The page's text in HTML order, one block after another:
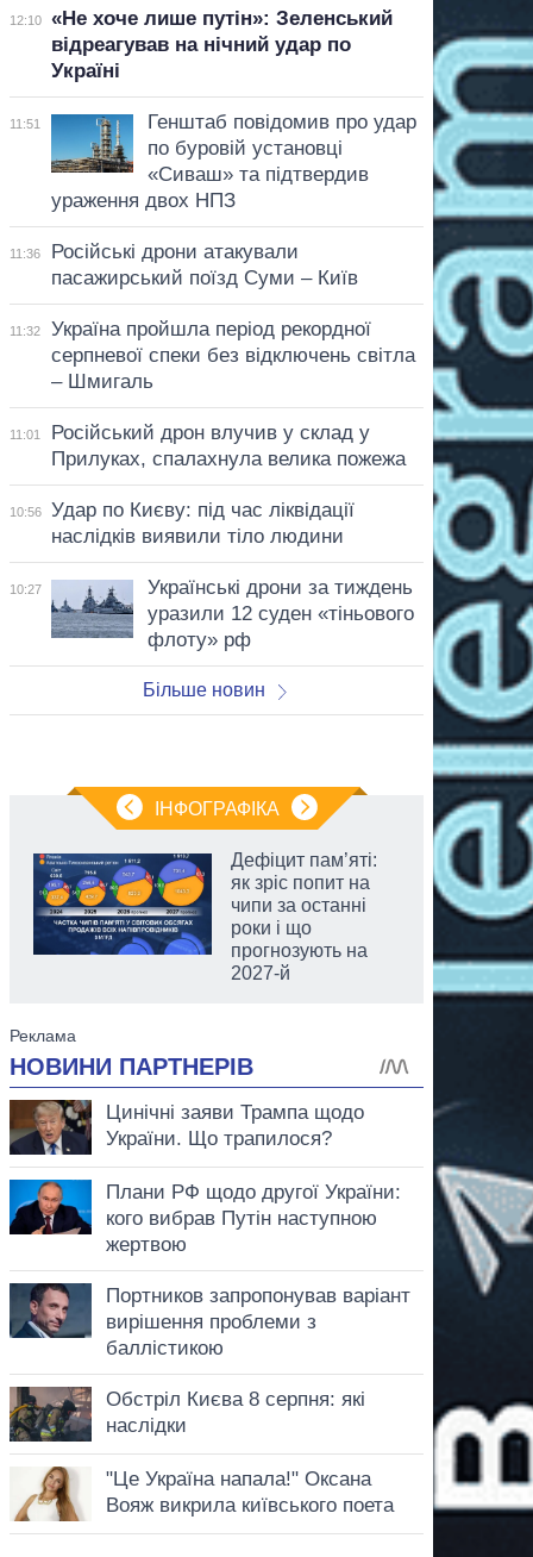
12:10
«Не хоче лише путін»: Зеленський
відреагував на нічний удар по
Україні
11:51
Генштаб повідомив про удар
по буровій установці
«Сиваш» та підтвердив
ураження двох НПЗ
11:36
Російські дрони атакували
пасажирський поїзд Суми – Київ
11:32
Україна пройшла період рекордної
серпневої спеки без відключень світла
– Шмигаль
11:01
Російський дрон влучив у склад у
Прилуках, спалахнула велика пожежа
10:56
Удар по Києву: під час ліквідації
наслідків виявили тіло людини
10:27
Українські дрони за тиждень
уразили 12 суден «тіньового
флоту» рф
Більше новин
ІНФОГРАФІКА
Дефіцит пам’яті:
як зріс попит на
чипи за останні
роки і що
прогнозують на
2027-й